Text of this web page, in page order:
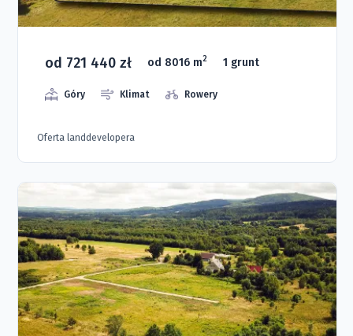
od 721 440 zł od 8016 m2 1 grunt
Góry Klimat Rowery
Oferta landdevelopera